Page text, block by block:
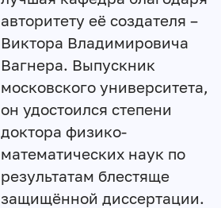
авторитету её создателя –
Виктора Владимировича
Вагнера. Выпускник
московского университета,
он удостоился степени
доктора физико-
математических наук по
результатам блестяще
защищённой диссертации.